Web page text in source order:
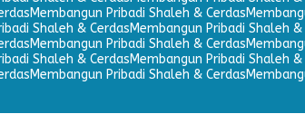
Membangun Pribadi Shaleh & Cerdas
Shaleh & CerdasMembangun Pribadi Shaleh &
Membangun Pribadi Shaleh & Cerdas
Shaleh & CerdasMembangun Pribadi Shaleh &
Membangun Pribadi Shaleh & Cerdas